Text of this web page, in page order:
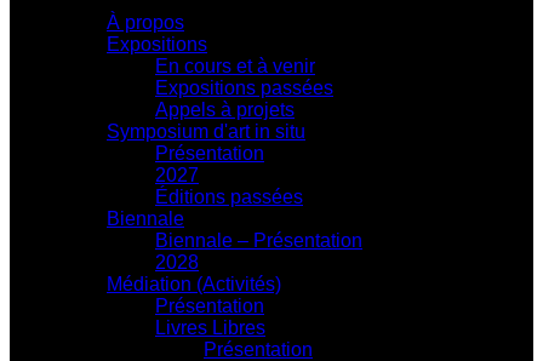
À propos
Expositions
En cours et à venir
Expositions passées
Appels à projets
Symposium d'art in situ
Présentation
2027
Éditions passées
Biennale
Biennale – Présentation
2028
Médiation (Activités)
Présentation
Livres Libres
Présentation